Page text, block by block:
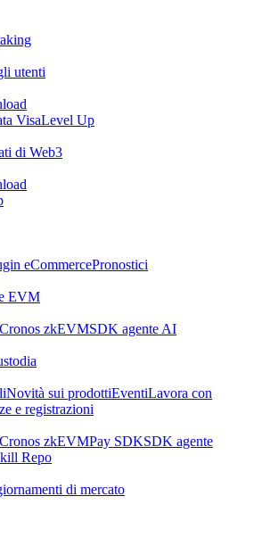
utenti
VisaLevel Up
di Web3
eCommercePronostici
EVM
Cronos zkEVMSDK agente AI
Novità sui prodottiEventiLavora con
e registrazioni
Cronos zkEVMPay SDKSDK agente
Repo
di mercato